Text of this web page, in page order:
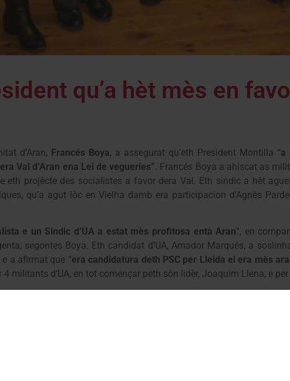
qu’a hèt mès en
d’Aran, Francés Boya, a assegurat qu’eth President Montilla
Val d’Aran ena Lei de vegueries”. Francés Boya a ahiscat as
eth projècte des socialistes a favor dera Val. Eth sindic a hèt
qu’a agut lòc en Vielha damb era participacion d’Agnès
e un Sindic d’UA a estat mès profitosa entà Aran”, en
segontes Boya. Eth candidat d’UA, Amador Marqués, a
e a afirmat que “era candidatura deth PSC per Lleida ei era mès
4 militants d’UA, en tot començar peth sòn lidèr, Joaquim Llena, e